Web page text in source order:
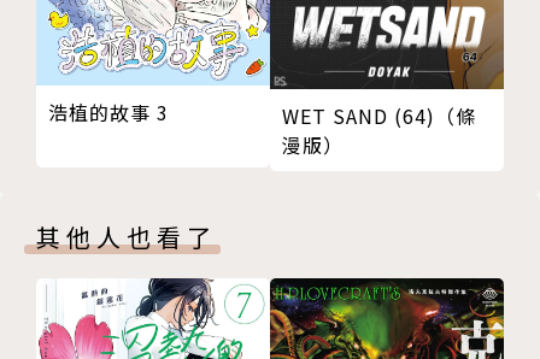
浩植的故事 3
WET SAND (64)（條
漫版）
其他人也看了